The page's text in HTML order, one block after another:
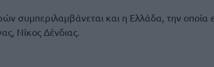
συμπεριλαμβάνεται και η Ελλάδα, την
Νίκος Δένδιας.